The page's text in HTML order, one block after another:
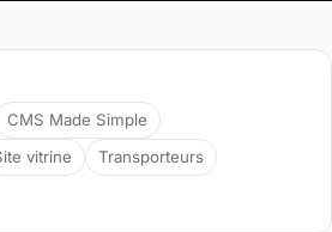
CMS Made Simple
vitrine
Transporteurs